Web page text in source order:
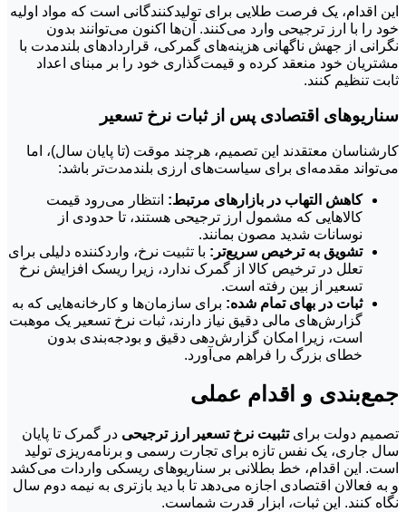
این اقدام، یک فرصت طلایی برای تولیدکنندگانی است که مواد اولیه
خود را با ارز ترجیحی وارد می‌کنند. آن‌ها اکنون می‌توانند بدون
نگرانی از جهش ناگهانی هزینه‌های گمرکی، قراردادهای بلندمدت با
مشتریان خود منعقد کرده و قیمت‌گذاری خود را بر مبنای اعداد
ثابت تنظیم کنند.
سناریوهای اقتصادی پس از ثبات نرخ تسعیر
کارشناسان معتقدند این تصمیم، هرچند موقت (تا پایان سال)، اما
می‌تواند مقدمه‌ای برای سیاست‌های ارزی بلندمدت‌تر باشد:
کاهش التهاب در بازارهای مرتبط: انتظار می‌رود قیمت
کالاهایی که مشمول ارز ترجیحی هستند، تا حدودی از
نوسانات شدید مصون بمانند.
تشویق به ترخیص سریع‌تر: با تثبیت نرخ، واردکننده دلیلی برای
تعلل در ترخیص کالا از گمرک ندارد، زیرا ریسک افزایش نرخ
تسعیر از بین رفته است.
ثبات در بهای تمام شده: برای سازمان‌ها و کارخانه‌هایی که به
گزارش‌های مالی دقیق نیاز دارند، ثبات نرخ تسعیر یک موهبت
است، زیرا امکان گزارش‌دهی دقیق و بودجه‌بندی بدون
خطای بزرگ را فراهم می‌آورد.
جمع‌بندی و اقدام عملی
تصمیم دولت برایتثبیت نرخ تسعیر ارز ترجیحی در گمرک تا پایان
سال جاری، یک نفس تازه برای تجارت رسمی و برنامه‌ریزی تولید
است. این اقدام، خط بطلانی بر سناریوهای ریسکی واردات می‌کشد
و به فعالان اقتصادی اجازه می‌دهد تا با دید بازتری به نیمه دوم سال
نگاه کنند. این ثبات، ابزار قدرت شماست.